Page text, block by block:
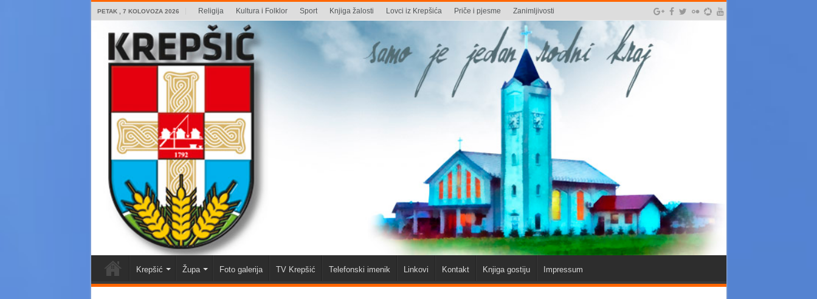
PETAK , 7 KOLOVOZA 2026 Religija Kultura i Folklor Sport Knjiga žalosti Lovci iz Krepšića Priče i pjesme Zanimljivosti
Krepšić Župa Foto galerija TV Krepšić Telefonski imenik Linkovi Kontakt Knjiga gostiju Impressum